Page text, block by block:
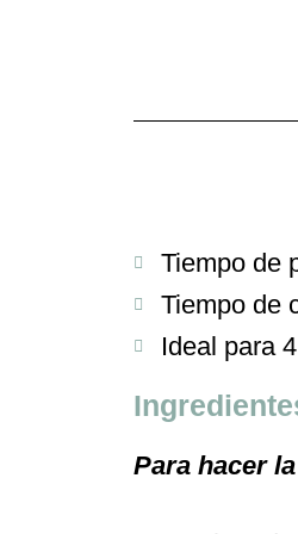
Tiempo de
Tiempo de
Ideal para
Para hacer